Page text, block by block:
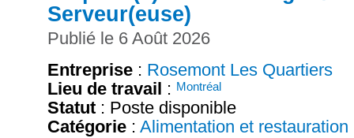
Serveur(euse)
Publié le 6 Août 2026
Entreprise : Rosemont Les Quartiers
Lieu de travail : Montréal
Statut : Poste disponible
Catégorie : Alimentation et restauration